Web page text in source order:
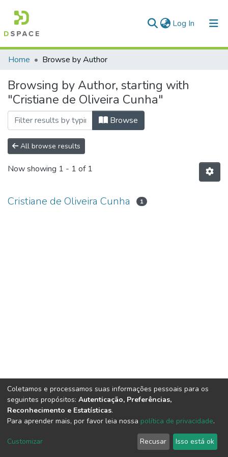
Log In (current)
Communities & Collections
All of DSpace
Home Browse by Author
Browsing by Author, starting with
"Cristiane de Oliveira Cunha"
Browse
All browse results
Now showing 1 - 1 of 1
Cristiane de Oliveira Cunha 1
DSpace software copyright © 2002-2026 LYRASIS
Cookie
End User
Agreement
Send
Feedback
Coletamos e processamos suas informações pessoais para os
seguintes propósitos: Autenticação, Preferências,
Reconhecimento e Estatísticas.
Para aprender mais, por favor leia nossa política de privacidade.
Customizar Recusar Isso está ok